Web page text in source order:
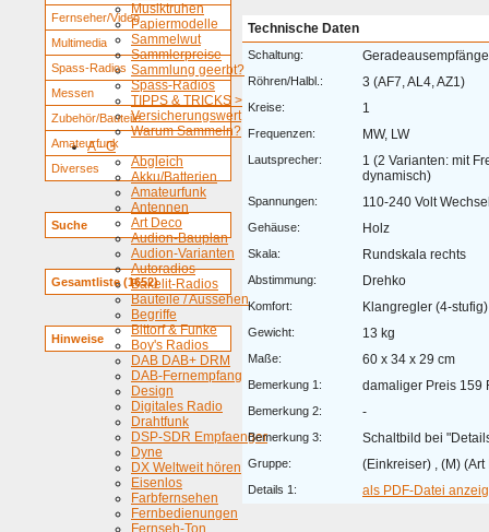
Musiktruhen
Papiermodelle
Sammelwut
Sammlerpreise
Sammlung geerbt?
Spass-Radios
TIPPS & TRICKS >
Versicherungswert
Warum Sammeln?
A - G
Abgleich
Akku/Batterien
Amateurfunk
Antennen
Art Deco
Audion-Bauplan
Audion-Varianten
Autoradios
Bakelit-Radios
Bauteile / Aussehen
Begriffe
Bittorf & Funke
Boy's Radios
DAB DAB+ DRM
DAB-Fernempfang
Design
Digitales Radio
Drahtfunk
DSP-SDR Empfaenger
Dyne
DX Weltweit hören
Eisenlos
Farbfernsehen
Fernbedienungen
Fernseh-Ton
Fernseher/Video
Multimedia
Spass-Radios
Messen
Zubehör/Bauteile
Amateurfunk
Diverses
Suche
Gesamtliste (1652)
Hinweise
Technische Daten
Schaltung:
Röhren/Halbl.: 3 (AF7, AL4, AZ1)
Kreise: 1
Frequenzen: MW, LW
Lautsprecher:
1 (2 Varianten: mit
dynamisch)
Spannungen: 110-240 Volt
Gehäuse: Holz
Skala: Rundskala rechts
Abstimmung: Drehko
Komfort: Klangregler (4-stufig)
Gewicht: 13 kg
Maße: 60 x 34 x 29 cm
Bemerkung 1: damaliger Preis 159
Bemerkung 2: -
Bemerkung 3: Schaltbild bei
Gruppe: (Einkreiser) , (M)
Details 1: als PDF-Datei